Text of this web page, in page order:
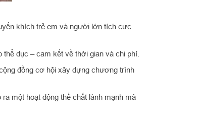
khích trẻ em và người lớn tích cực
dục – cam kết về thời gian và chi phí.
đồng cơ hội xây dựng chương trình
một hoạt động thể chất lành mạnh mà